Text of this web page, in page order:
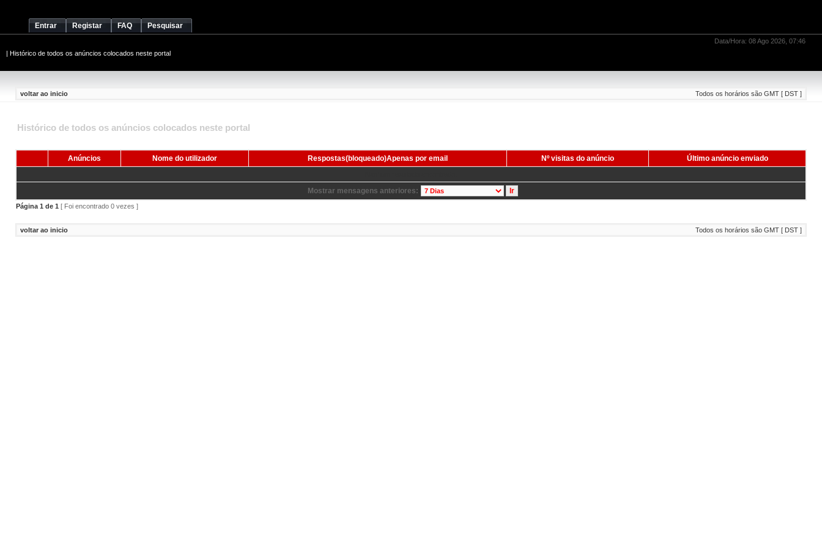
Entrar Registar FAQ Pesquisar
Data/Hora: 08 Ago 2026, 07:46
| Histórico de todos os anúncios colocados neste portal
voltar ao inicio Todos os horários são GMT [ DST ]
Histórico de todos os anúncios colocados neste portal
Anúncios Nome do utilizador Respostas(bloqueado)Apenas por email Nº visitas do anúncio Último anúncio enviado
Mostrar mensagens anteriores:
Página 1 de 1 [ Foi encontrado 0 vezes ]
voltar ao inicio Todos os horários são GMT [ DST ]